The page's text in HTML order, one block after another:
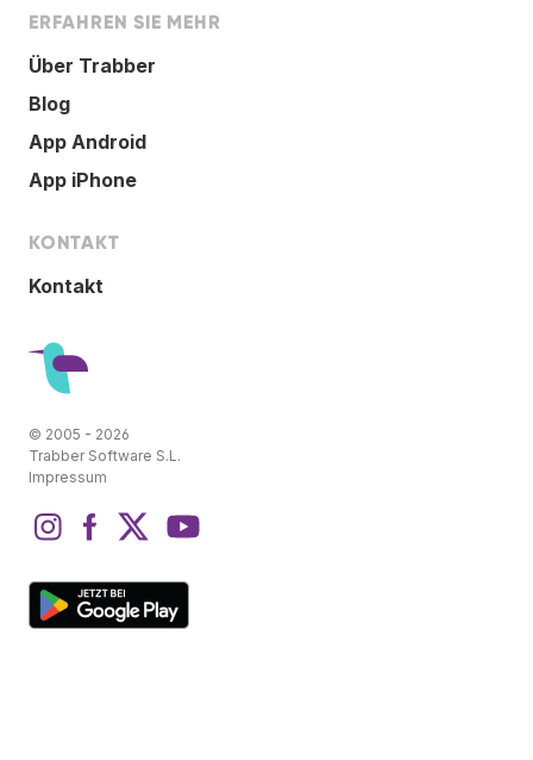
ERFAHREN SIE MEHR
Über Trabber
Blog
App Android
App iPhone
KONTAKT
Kontakt
© 2005 - 2026
Trabber Software S.L.
Impressum